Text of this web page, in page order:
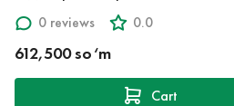
0 reviews
0.0
612,500 so‘m
Cart